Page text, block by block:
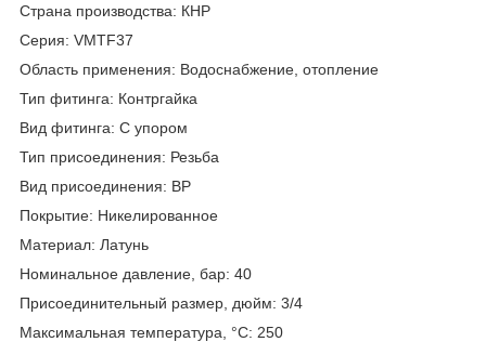
Страна производства: КНР
Серия: VMTF37
Область применения: Водоснабжение, отопление
Тип фитинга: Контргайка
Вид фитинга: С упором
Тип присоединения: Резьба
Вид присоединения: ВР
Покрытие: Никелированное
Материал: Латунь
Номинальное давление, бар: 40
Присоединительный размер, дюйм: 3/4
Максимальная температура, °С: 250